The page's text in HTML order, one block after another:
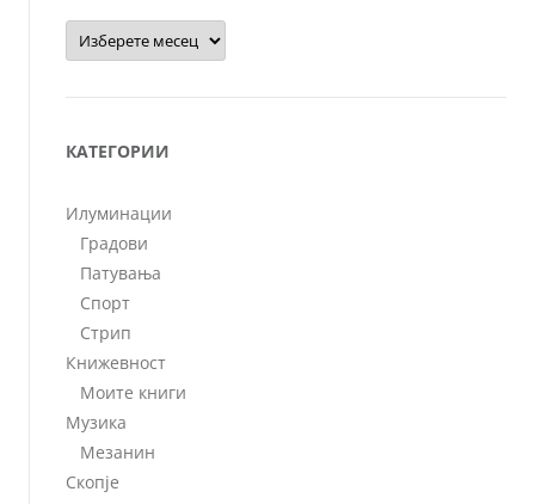
Архиви
КАТЕГОРИИ
Илуминации
Градови
Патувања
Спорт
Стрип
Книжевност
Моите книги
Музика
Мезанин
Скопје